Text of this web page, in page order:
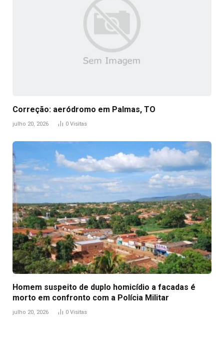
Correção: aeródromo em Palmas, TO
julho 20, 2026 0 Visitas
Homem suspeito de duplo homicídio a facadas é
morto em confronto com a Polícia Militar
julho 20, 2026 0 Visitas